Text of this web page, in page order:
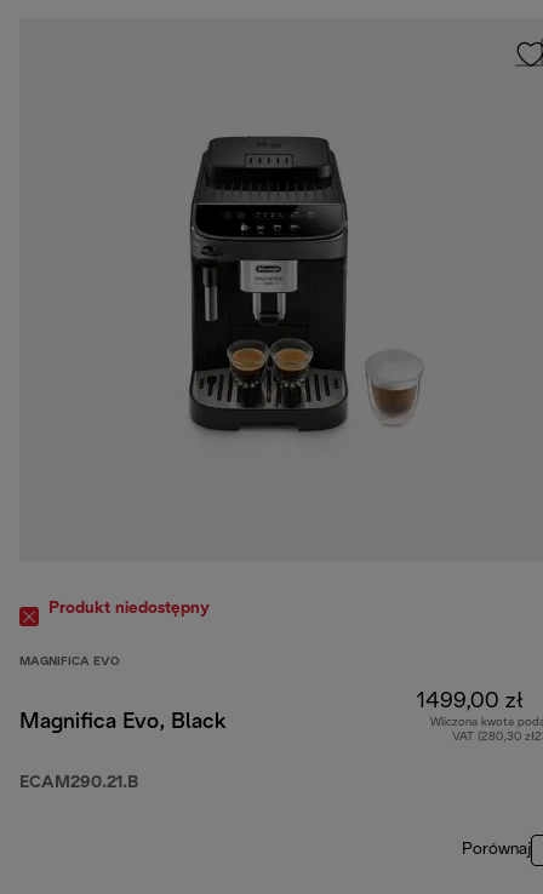
Produkt niedostępny
MAGNIFICA EVO
Magnifica Evo, Black
ECAM290.21.B
1499,00 zł
Wliczona kwota
VAT (280,30
Porównaj